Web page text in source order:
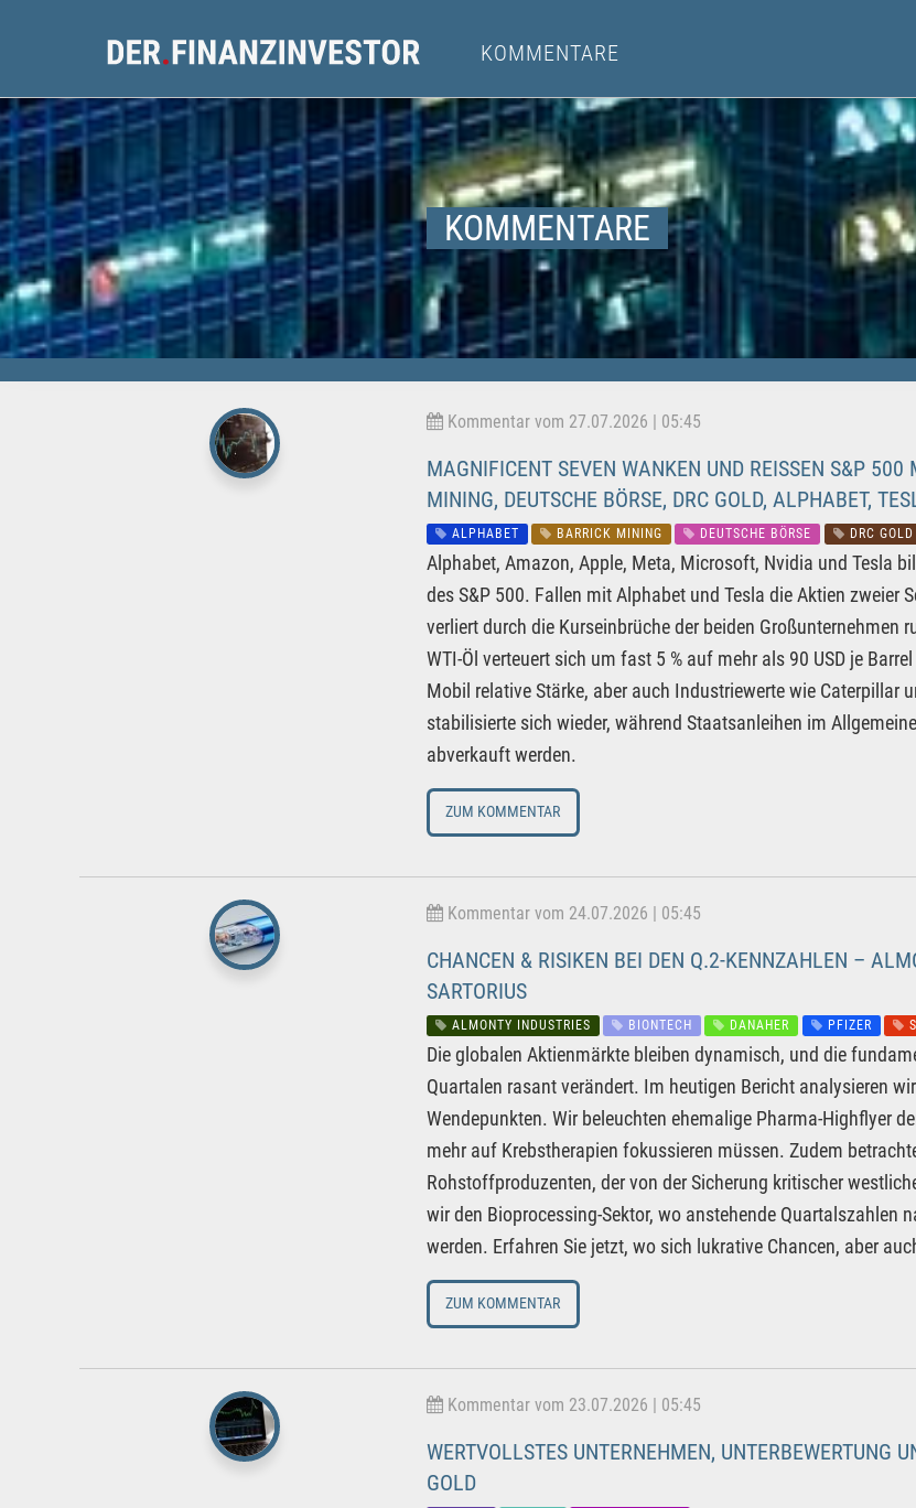
KOMMENTARE
KOMMENTARE
Kommentar vom 27.07.2026 | 05:45
MAGNIFICENT SEVEN WANKEN UND REISSEN S&P 500
INING, DEUTSCHE BÖRSE, DRC GOLD, ALPHABET,
ALPHABET BARRICK MINING DEUTSCHE BÖRSE DRC GOLD
Alphabet, Amazon, Apple, Meta, Microsoft, Nvidia und Tesla
des S&P 500. Fallen mit Alphabet und Tesla die Aktien zweier
verliert durch die Kurseinbrüche der beiden Großunternehmen
WTI-Öl verteuert sich um fast 5 % auf mehr als 90 USD je
Mobil relative Stärke, aber auch Industriewerte wie Caterpillar
stabilisierte sich wieder, während Staatsanleihen im
abverkauft werden.
ZUM KOMMENTAR
Kommentar vom 24.07.2026 | 05:45
CHANCEN & RISIKEN BEI DEN Q.2-KENNZAHLEN –
SARTORIUS
ALMONTY INDUSTRIES BIONTECH DANAHER PFIZER
Die globalen Aktienmärkte bleiben dynamisch, und die
Quartalen rasant verändert. Im heutigen Bericht analysieren
Wendepunkten. Wir beleuchten ehemalige Pharma-Highflyer
mehr auf Krebstherapien fokussieren müssen. Zudem
Rohstoffproduzenten, der von der Sicherung kritischer
wir den Bioprocessing-Sektor, wo anstehende Quartalszahlen
werden. Erfahren Sie jetzt, wo sich lukrative Chancen, aber
ZUM KOMMENTAR
Kommentar vom 23.07.2026 | 05:45
WERTVOLLSTES UNTERNEHMEN, UNTERBEWERTUNG
GOLD